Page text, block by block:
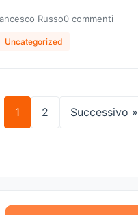
Russo0 commenti
Uncategorized
1 2 Successivo »